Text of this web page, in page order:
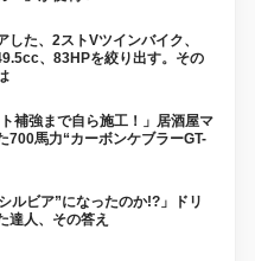
した、2ストVツインバイク、
、83HPを絞り出す。その
補強まで自ら施工！」居酒屋マ
700馬力“カーボンケブラーGT-
ルビア”になったのか!?」ドリ
達人、その答え